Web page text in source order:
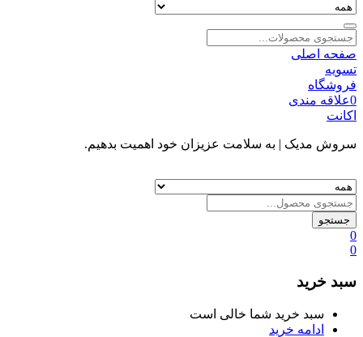
صفحه اصلی
تسویه
فروشگاه
0علاقه مندی
اکانت
سروش مدیک | به سلامت عزیزان خود اهمیت بدهیم.
جستجو
0
0
سبد خرید
سبد خرید شما خالی است
ادامه خرید